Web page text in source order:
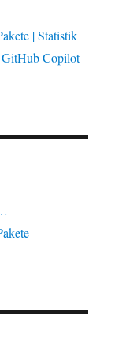
| Statistik
Copilot